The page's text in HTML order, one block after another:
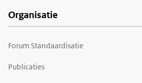
Organisatie
Forum Standaardisatie
Publicaties